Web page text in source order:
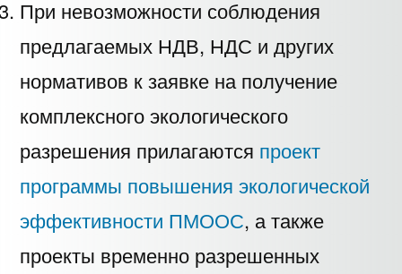
При невозможности соблюдения
предлагаемых НДВ, НДС и других
нормативов к заявке на получение
комплексного экологического
разрешения прилагаются проект
программы повышения экологической
эффективности ПМООС, а также
проекты временно разрешенных